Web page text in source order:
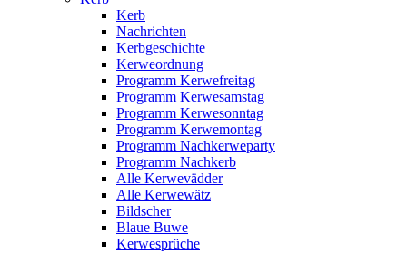
Kerb
Nachrichten
Kerbgeschichte
Kerweordnung
Programm Kerwefreitag
Programm Kerwesamstag
Programm Kerwesonntag
Programm Kerwemontag
Programm Nachkerweparty
Programm Nachkerb
Alle Kerwevädder
Alle Kerwewätz
Bildscher
Blaue Buwe
Kerwesprüche